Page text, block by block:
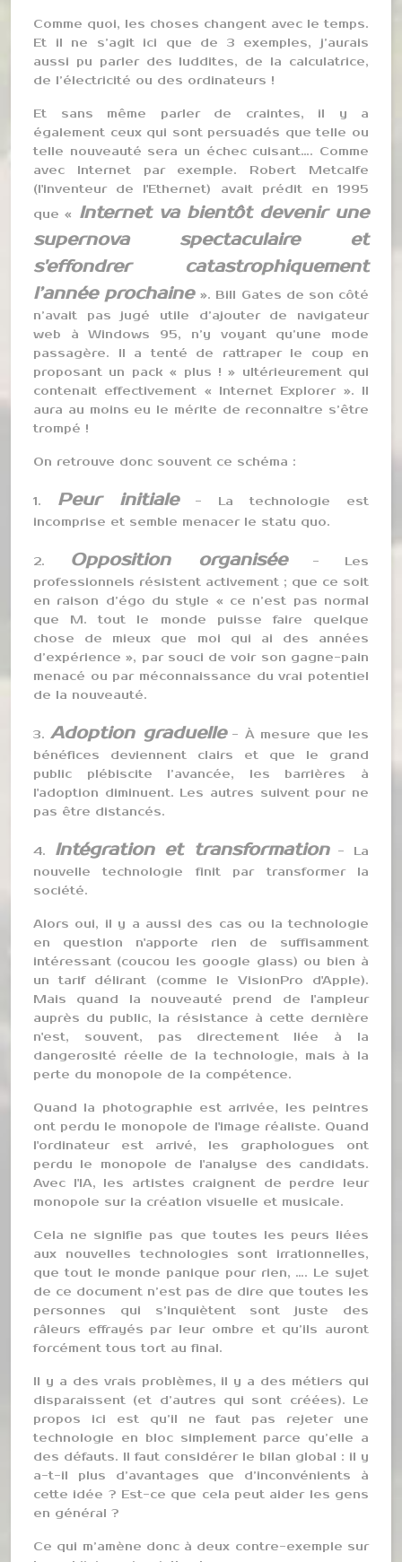
Comme quoi, les choses changent avec le temps.
Et il ne s’agit ici que de 3 exemples, j’aurais
aussi pu parler des luddites, de la calculatrice,
de l’électricité ou des ordinateurs !
Et sans même parler de craintes, il y a
également ceux qui sont persuadés que telle ou
telle nouveauté sera un échec cuisant…. Comme
avec Internet par exemple. Robert Metcalfe
(l'inventeur de l'Ethernet) avait prédit en 1995
que «
Internet va bientôt devenir une
supernova spectaculaire et
s'effondrer catastrophiquement
l’année prochaine». Bill Gates de son côté
n’avait pas jugé utile d’ajouter de navigateur
web à Windows 95, n’y voyant qu’une mode
passagère. Il a tenté de rattraper le coup en
proposant un pack « plus ! » ultérieurement qui
contenait effectivement « Internet Explorer ». Il
aura au moins eu le mérite de reconnaitre s’être
trompé !
On retrouve donc souvent ce schéma :
1. Peur initiale- La technologie est
incomprise et semble menacer le statu quo.
2. Opposition organisée- Les
professionnels résistent activement ; que ce soit
en raison d’égo du style « ce n’est pas normal
que M. tout le monde puisse faire quelque
chose de mieux que moi qui ai des années
d’expérience », par souci de voir son gagne-pain
menacé ou par méconnaissance du vrai potentiel
de la nouveauté.
3.Adoption graduelle- À mesure que les
bénéfices deviennent clairs et que le grand
public plébiscite l’avancée, les barrières à
l'adoption diminuent. Les autres suivent pour ne
pas être distancés.
4. Intégration et transformation- La
nouvelle technologie finit par transformer la
société.
Alors oui, il y a aussi des cas ou la technologie
en question n'apporte rien de suffisamment
intéressant (coucou les google glass) ou bien à
un tarif délirant (comme le VisionPro d'Apple).
Mais quand la nouveauté prend de l'ampleur
auprès du public, la résistance à cette dernière
n'est, souvent, pas directement liée à la
dangerosité réelle de la technologie, mais à la
perte du monopole de la compétence.
Quand la photographie est arrivée, les peintres
ont perdu le monopole de l'image réaliste. Quand
l'ordinateur est arrivé, les graphologues ont
perdu le monopole de l'analyse des candidats.
Avec l'IA, les artistes craignent de perdre leur
monopole sur la création visuelle et musicale.
Cela ne signifie pas que toutes les peurs liées
aux nouvelles technologies sont irrationnelles,
que tout le monde panique pour rien, …. Le sujet
de ce document n’est pas de dire que toutes les
personnes qui s’inquiètent sont juste des
râleurs effrayés par leur ombre et qu’ils auront
forcément tous tort au final.
Il y a des vrais problèmes, il y a des métiers qui
disparaissent (et d’autres qui sont créées). Le
propos ici est qu’il ne faut pas rejeter une
technologie en bloc simplement parce qu’elle a
des défauts. Il faut considérer le bilan global : il y
a-t-il plus d’avantages que d’inconvénients à
cette idée ? Est-ce que cela peut aider les gens
en général ?
Ce qui m’amène donc à deux contre-exemple sur